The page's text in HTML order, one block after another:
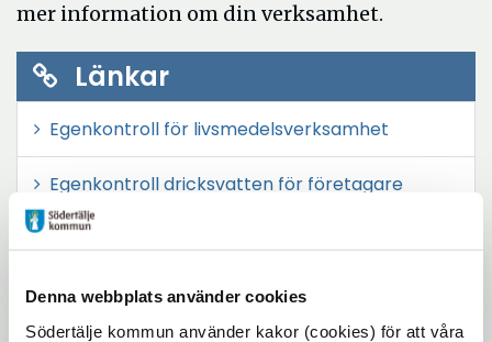
Denna webbplats använder cookies
Södertälje kommun använder kakor (cookies) för att våra
mer information om din verksamhet.
Länkar
Egenkontroll för livsmedelsverksamhet
Egenkontroll dricksvatten för företagare
Egenkontroll för dig som driver skola eller
Egenkontroll för försäljning av folköl, tobak och